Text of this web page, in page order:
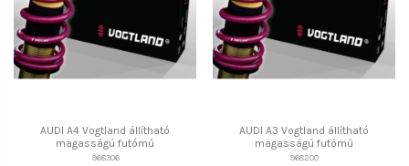
AUDI A4 Vogtland állítható
magasságú futómű
968306
AUDI A3 Vogtland állítható
magasságú futómű
968200